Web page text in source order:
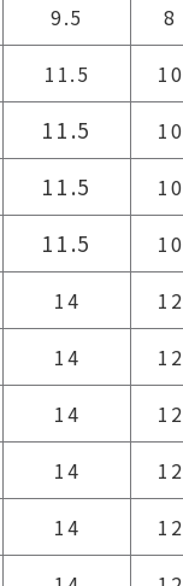
9.5 8
11.5 10
11.5 10
11.5 10
11.5 10
14 12
14 12
14 12
14 12
14 12